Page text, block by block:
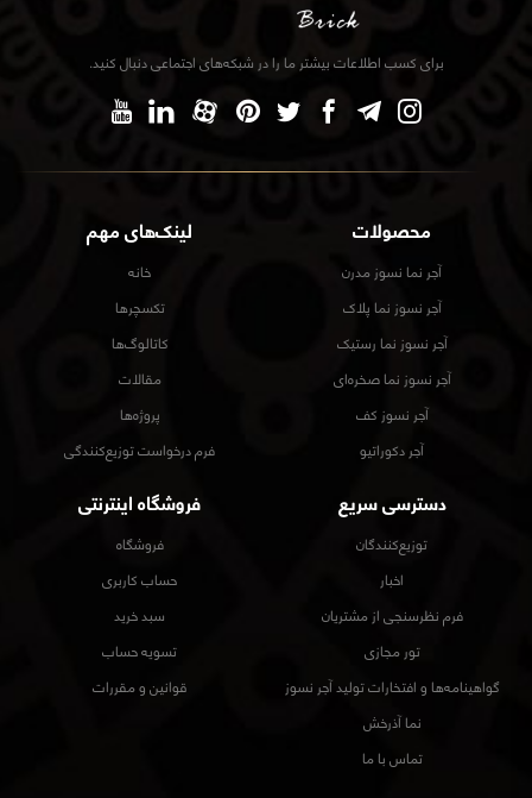
محصولات
آجر نما نسوز مدرن
آجر نسوز نما پلاک
آجر نسوز نما رستیک
آجر نسوز نما صخره‌ای
آجر نسوز کف
آجر دکوراتیو
لینک‌های مهم
خانه
تکسچرها
کاتالوگ‌ها
مقالات
پروژه‌ها
فرم درخواست توزیع‌کنندگی
برای کسب اطلاعات بیشتر ما را در شبکه‌های اجتماعی دنبال کنید.
دسترسی سریع
توزیع‌کنندگان
اخبار
فرم نظرسنجی از مشتریان
تور مجازی
گواهینامه‌ها و افتخارات تولید آجر نسوز
نما آذرخش
تماس با ما
فروشگاه اینترنتی
فروشگاه
حساب کاربری
سبد خرید
تسویه حساب
قوانین و مقررات